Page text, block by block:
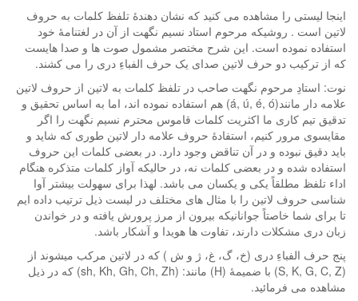
اینجا لیستی را مشاهده می کنید که نشان دهندۀ تلفظ کلمات به حروف
لاتین است . روشیکه مرحوم استاد نسیم نگهت از آن در لغتنامۀ خود
استفاده نموده است. این شرح مختصر مشمول صوت ها و صدا هایست
که از ترکیب دو حرف لاتین صدای یک حرف الفباءِ دری را می کشند.
نوت: استادِ مرحوم نگهت صاحب در تلفظ کلمات به لاتین از حروف لاتین
علامه دار مانند(á, ú, é, ό) هم استفاده نموده اند، اما به اساس تحقیق و
تدقیق تیم کاری ما اکثریت کلمات قاموس محترم نسیم نگهت را اگر
مقایسوی مرور کنیم، استفادۀ حروف علامه دار لاتین طوری که شاید و
باید دقیق نبوده و در آن تناقض وجود دارد. در بعضی کلمات این حروف
استفاده شده و در بعضی کلمات نه، در حالیکه آواز کلمات متذکره هنگام
اداء تلفظ مطلقاً یکی و یکسان می باشد. لهذا برای سهولت بیشتر آوا
شناسی حروف لاتین را با مثال های مختلف در لیست ذیل ترتیب داده ایم
تا برای شما خاصتاً جوانانیکه بیرون از مرز پرورش یافته و در خواندن
زبان دری مشکلات دارند، تفاوت ها هویدا و آشکار باشد.
پنج حرف الفباءِ دری (خ، گ، غ، ژ و ش ) که در لاتین مرکب میشوند از
(S, K, G, C, Z) با ضمیمۀ (H) مانند: (sh, Kh, Gh, Ch, Zh) که در ذیل
مشاهده می فرمائید.